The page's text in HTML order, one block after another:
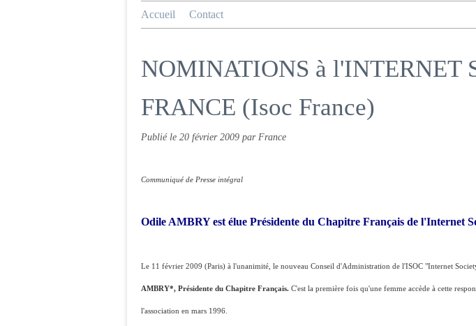
Accueil Contact
NOMINATIONS à l'INTERNET
FRANCE (Isoc France)
Publié le 20 février 2009 par France
Communiqué de Presse intégral
Odile AMBRY est élue Présidente du Chapitre Français de l'Internet
Le 11 février 2009 (Paris) à l'unanimité, le nouveau Conseil d'Administration de l'ISOC "Internet
AMBRY*, Présidente du Chapitre Français. C'est la première fois qu'une femme accède à cette
l'association en mars 1996.